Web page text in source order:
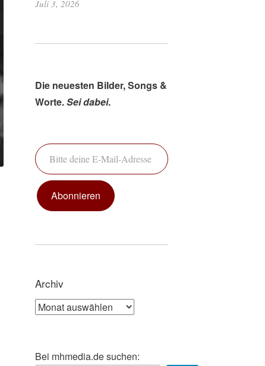
Juli 3, 2026
Die neuesten Bilder, Songs &
Worte.Sei dabei.
Bitte deine E-Mail-Adresse ein ...
Abonnieren
Archiv
Archiv
Bei mhmedia.de suchen: